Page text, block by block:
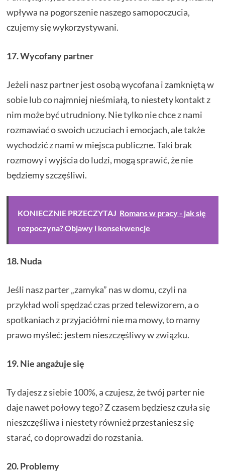
wpływa na pogorszenie naszego samopoczucia,
czujemy się wykorzystywani.
17. Wycofany partner
Jeżeli nasz partner jest osobą wycofana i zamkniętą w
sobie lub co najmniej nieśmiałą, to niestety kontakt z
nim może być utrudniony. Nie tylko nie chce z nami
rozmawiać o swoich uczuciach i emocjach, ale także
wychodzić z nami w miejsca publiczne. Taki brak
rozmowy i wyjścia do ludzi, mogą sprawić, że nie
będziemy szczęśliwi.
KONIECZNIE PRZECZYTAJ Romans w pracy - jak się
rozpoczyna? Objawy i konsekwencje
18. Nuda
Jeśli nasz parter „zamyka” nas w domu, czyli na
przykład woli spędzać czas przed telewizorem, a o
spotkaniach z przyjaciółmi nie ma mowy, to mamy
prawo myśleć: jestem nieszczęśliwy w związku.
19. Nie angażuje się
Ty dajesz z siebie 100%, a czujesz, że twój parter nie
daje nawet połowy tego? Z czasem będziesz czuła się
nieszczęśliwa i niestety również przestaniesz się
starać, co doprowadzi do rozstania.
20. Problemy